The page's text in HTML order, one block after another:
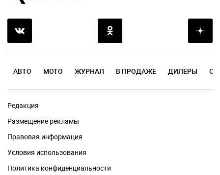
АВТО МОТО ЖУРНАЛ В ПРОДАЖЕ ДИЛЕРЫ
Редакция
Размещение рекламы
Правовая информация
Условия использования
Политика конфиденциальности